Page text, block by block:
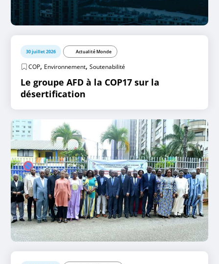
30 juillet 2026 Actualité Monde
COP, Environnement,Soutenabilité
Le groupe AFD à la COP17 sur la
désertification